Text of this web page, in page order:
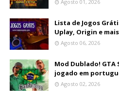
Agosto 01, 2026
Lista de Jogos
Uplay, Origin e
Agosto 06, 2026
Mod Dublado! GTA
jogado em
Agosto 02, 2026